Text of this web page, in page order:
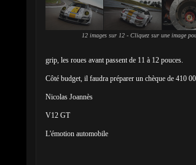
12 images sur 12 - Cliquez sur une image
grip, les roues avant passent de 11 à 12 pouces.
Côté budget, il faudra préparer un chèque de 410
Nicolas Joannès
V12 GT
L'émotion automobile